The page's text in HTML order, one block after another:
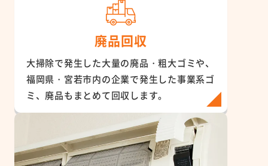
廃品回収
大掃除で発生した大量の廃品・粗大ゴミや、
福岡県・宮若市内の企業で発生した事業系ゴ
ミ、廃品もまとめて回収します。